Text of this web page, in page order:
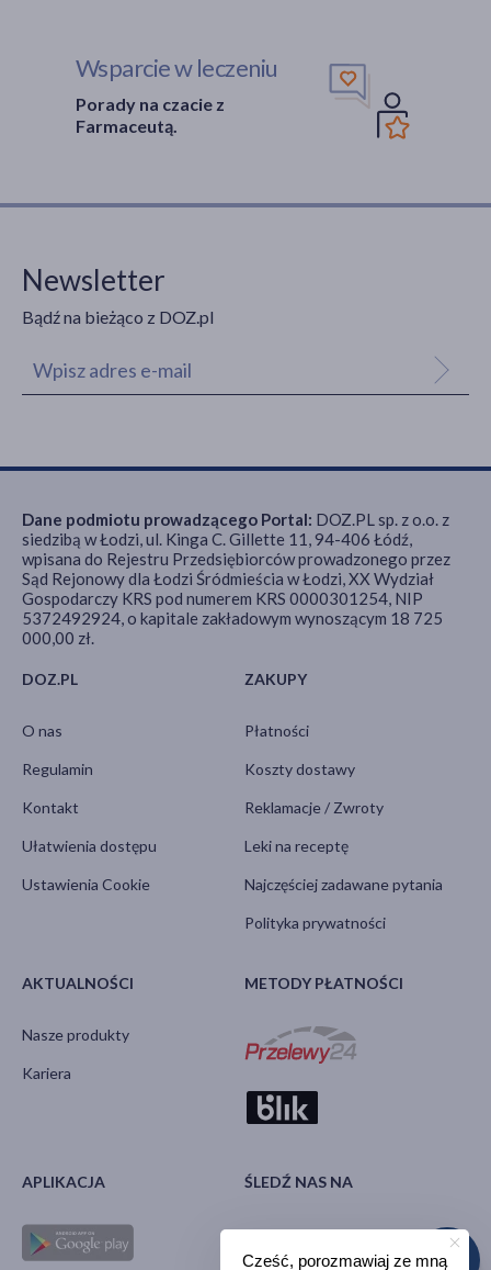
Wsparcie w leczeniu
Porady na czacie z
Farmaceutą.
Newsletter
Bądź na bieżąco z DOZ.pl
DOZ.PL
O nas
Regulamin
Kontakt
Ułatwienia dostępu
Ustawienia Cookie
ZAKUPY
Płatności
Koszty dostawy
Reklamacje / Zwroty
Leki na receptę
Najczęściej zadawane pytania
Polityka prywatności
AKTUALNOŚCI
Nasze produkty
Kariera
METODY PŁATNOŚCI
APLIKACJA ŚLEDŹ NAS NA
Dane podmiotu prowadzącego Portal: DOZ.PL sp. z o.o. z
siedzibą w Łodzi, ul. Kinga C. Gillette 11, 94-406 Łódź,
wpisana do Rejestru Przedsiębiorców prowadzonego przez
Sąd Rejonowy dla Łodzi Śródmieścia w Łodzi, XX Wydział
Gospodarczy KRS pod numerem KRS 0000301254, NIP
5372492924, o kapitale zakładowym wynoszącym 18 725
000,00 zł.
Cześć, porozmawiaj ze mną